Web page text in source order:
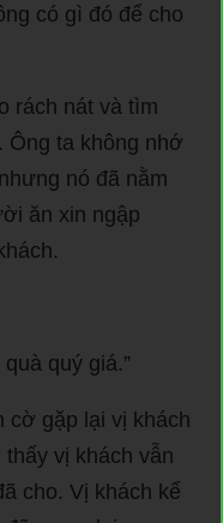
có gì đó để cho
rách nát và tìm
Ông ta không nhớ
nó đã nằm
ăn xin ngập
quý giá.”
cờ gặp lại vị khách
vị khách vẫn
cho. Vị khách kể